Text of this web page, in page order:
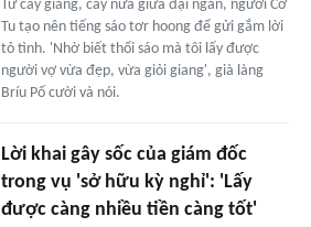
Từ cây giang, cây nứa giữa đại ngàn, người Cơ
Tu tạo nên tiếng sáo tơr hoong để gửi gắm lời
tỏ tình. 'Nhờ biết thổi sáo mà tôi lấy được
người vợ vừa đẹp, vừa giỏi giang', già làng
Bríu Pố cười và nói.
Lời khai gây sốc của giám đốc
trong vụ 'sở hữu kỳ nghỉ': 'Lấy
được càng nhiều tiền càng tốt'